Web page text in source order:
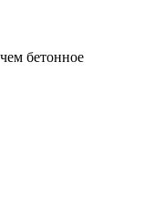
бетонное